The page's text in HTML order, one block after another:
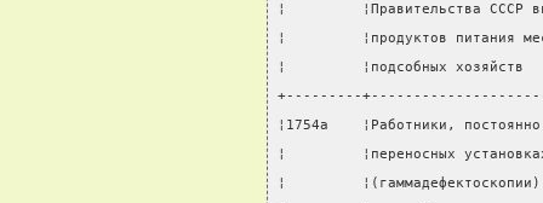
¦         ¦Правительства СССР
¦         ¦продуктов питания
¦         ¦подсобных
+---------
¦1754а    ¦Работники,
¦         ¦переносных
¦